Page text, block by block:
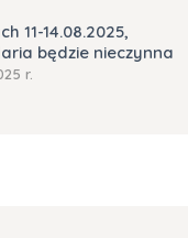
11-14.08.2025,
będzie nieczynna
r.